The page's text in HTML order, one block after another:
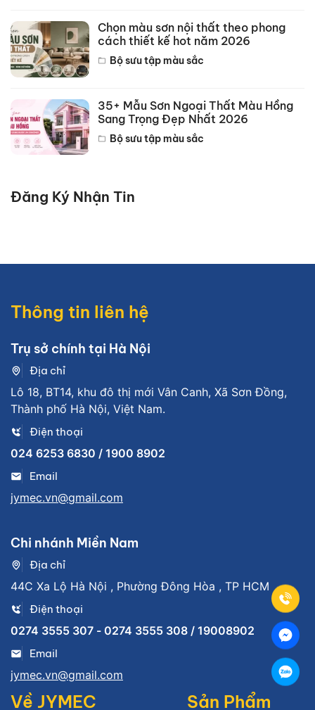
Chọn màu sơn nội thất theo phong
cách thiết kế hot năm 2026
Bộ sưu tập màu sắc
35+ Mẫu Sơn Ngoại Thất Màu Hồng
Sang Trọng Đẹp Nhất 2026
Bộ sưu tập màu sắc
Đăng Ký Nhận Tin
Thông tin liên hệ
Trụ sở chính tại Hà Nội
Địa chỉ
Lô 18, BT14, khu đô thị mới Vân Canh, Xã Sơn Đồng,
Thành phố Hà Nội, Việt Nam.
Điện thoại
024 6253 6830 / 1900 8902
Email
jymec.vn@gmail.com
Chi nhánh Miền Nam
Địa chỉ
44C Xa Lộ Hà Nội , Phường Đông Hòa , TP HCM
Điện thoại
0274 3555 307 - 0274 3555 308 / 19008902
Email
jymec.vn@gmail.com
Về JYMEC Sản Phẩm